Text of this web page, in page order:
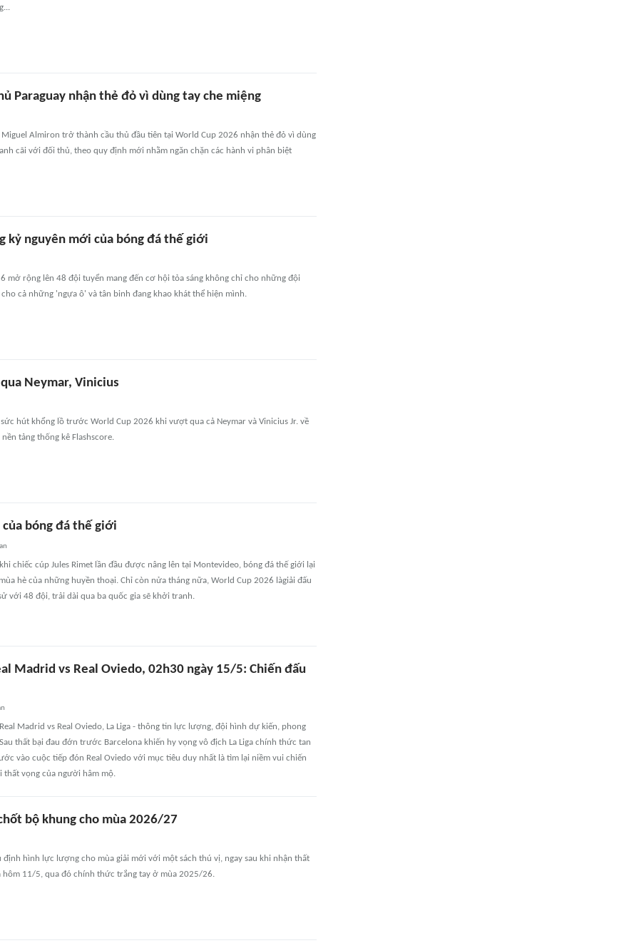
Paraguay nhận thẻ đỏ vì dùng tay che miệng
Miguel Almiron trở thành cầu thủ đầu tiên tại World Cup 2026 nhận thẻ đỏ vì dùng
cãi với đối thủ, theo quy định mới nhằm ngăn chặn các hành vi phân biệt
kỷ nguyên mới của bóng đá thế giới
mở rộng lên 48 đội tuyển mang đến cơ hội tỏa sáng không chỉ cho những đội
cả những 'ngựa ô' và tân binh đang khao khát thể hiện mình.
Neymar, Vinicius
hút khổng lồ trước World Cup 2026 khi vượt qua cả Neymar và Vinicius Jr. về
tảng thống kê Flashscore.
bóng đá thế giới
chiếc cúp Jules Rimet lần đầu được nâng lên tại Montevideo, bóng đá thế giới lại
hè của những huyền thoại. Chỉ còn nửa tháng nữa, World Cup 2026 làgiải đấu
với 48 đội, trải dài qua ba quốc gia sẽ khởi tranh.
Madrid vs Real Oviedo, 02h30 ngày 15/5: Chiến đấu
Madrid vs Real Oviedo, La Liga - thông tin lực lượng, đội hình dự kiến, phong
thất bại đau đớn trước Barcelona khiến hy vọng vô địch La Liga chính thức tan
vào cuộc tiếp đón Real Oviedo với mục tiêu duy nhất là tìm lại niềm vui chiến
thất vọng của người hâm mộ.
bộ khung cho mùa 2026/27
định hình lực lượng cho mùa giải mới với một sách thú vị, ngay sau khi nhận thất
hôm 11/5, qua đó chính thức trắng tay ở mùa 2025/26.